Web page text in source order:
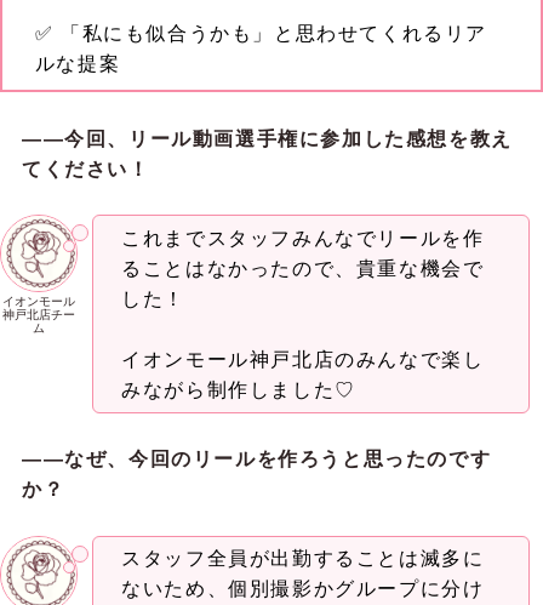
✅ 「私にも似合うかも」と思わせてくれるリア
ルな提案
――今回、リール動画選手権に参加した感想を教え
てください！
イオンモール
神戸北店チー
ム
これまでスタッフみんなでリールを作
ることはなかったので、貴重な機会で
した！
イオンモール神戸北店のみんなで楽し
みながら制作しました♡
――なぜ、今回のリールを作ろ うと思ったのです
か？
スタッフ全員が出勤することは滅多に
ないため、個別撮影かグループに分け